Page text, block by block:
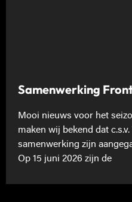
Samenwerking
Mooi nieuws voor het
maken wij bekend dat
samenwerking zijn
Op 15 juni 2026 zijn de